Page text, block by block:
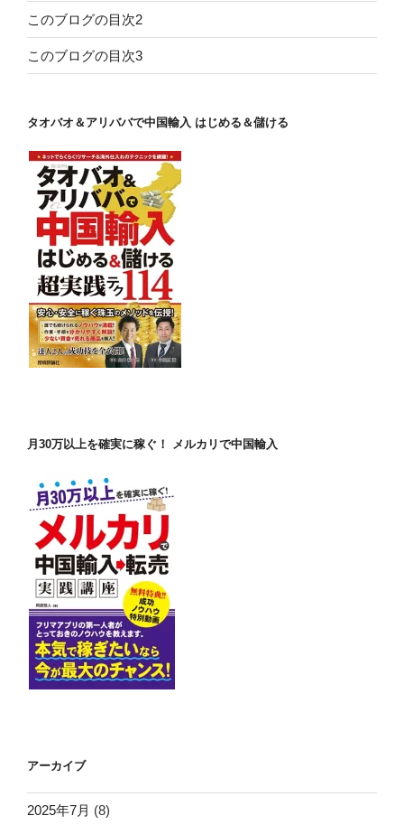
このブログの目次2
このブログの目次3
タオバオ＆アリババで中国輸入 はじめる＆儲ける
月30万以上を確実に稼ぐ！ メルカリで中国輸入
アーカイブ
2025年7月 (8)